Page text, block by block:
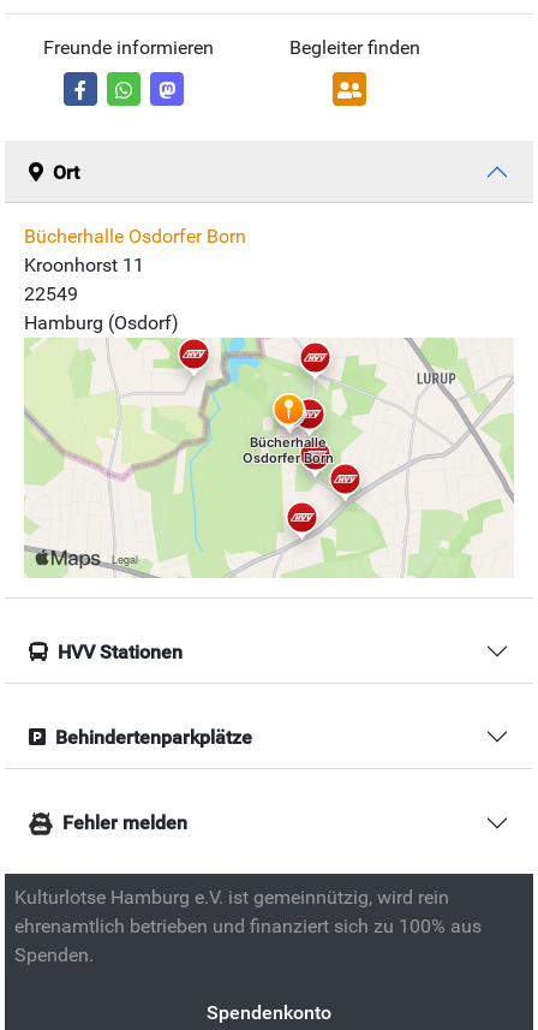
Freunde informieren Begleiter finden
Ort
Bücherhalle Osdorfer Born
Kroonhorst 11
22549
Hamburg (Osdorf)
HVV Stationen
Behindertenparkplätze
Fehler melden
Kulturlotse Hamburg e.V. ist gemeinnützig, wird rein
ehrenamtlich betrieben und finanziert sich zu 100% aus
Spenden.
Spendenkonto